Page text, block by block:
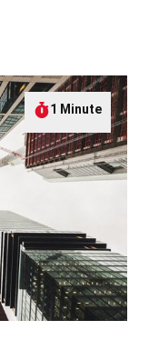
1 Minute